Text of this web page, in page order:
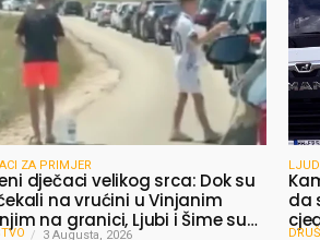
ZA PRIMJER
dječaci velikog srca: Dok su
na vrućini u Vinjanim
na granici, Ljubi i Šime su
3 Augusta, 2026
da